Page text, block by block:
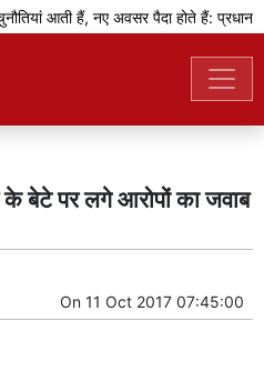
आती हैं, नए अवसर पैदा होते हैं:
के बेटे पर लगे आरोपों का जवाब
On 11 Oct 2017 07:45:00